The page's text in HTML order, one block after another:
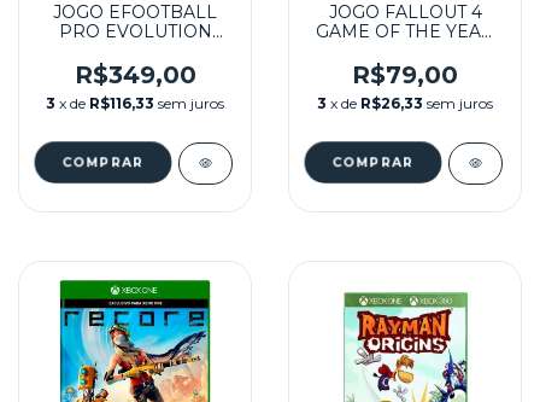
JOGO EFOOTBALL
PRO EVOLUTION
SEASON UPDATE
SEMINOVO - XBOX
ONE
R$349,00
3 x de R$116,33 sem juros
JOGO FALLOUT 4
GAME OF THE YEAR
- XBOX ONE
R$79,00
3 x de R$26,33 sem juros